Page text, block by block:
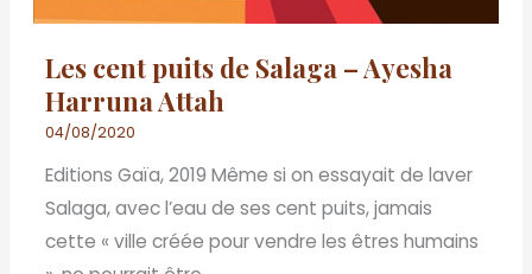
Les cent puits de Salaga – Ayesha
Harruna Attah
04/08/2020
Editions Gaïa, 2019 Même si on essayait de laver
Salaga, avec l’eau de ses cent puits, jamais
cette « ville créée pour vendre les êtres humains